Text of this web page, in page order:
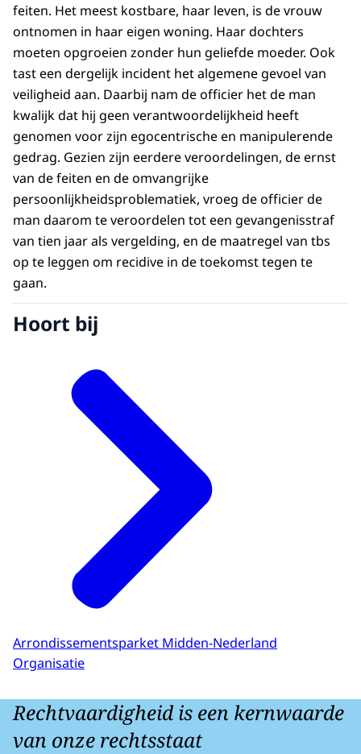
feiten. Het meest kostbare, haar leven, is de vrouw
ontnomen in haar eigen woning. Haar dochters
moeten opgroeien zonder hun geliefde moeder. Ook
tast een dergelijk incident het algemene gevoel van
veiligheid aan. Daarbij nam de officier het de man
kwalijk dat hij geen verantwoordelijkheid heeft
genomen voor zijn egocentrische en manipulerende
gedrag. Gezien zijn eerdere veroordelingen, de ernst
van de feiten en de omvangrijke
persoonlijkheidsproblematiek, vroeg de officier de
man daarom te veroordelen tot een gevangenisstraf
van tien jaar als vergelding, en de maatregel van tbs
op te leggen om recidive in de toekomst tegen te
gaan.
Hoort bij
Arrondissementsparket Midden-Nederland
Organisatie
Rechtvaardigheid is een kernwaarde
van onze rechtsstaat